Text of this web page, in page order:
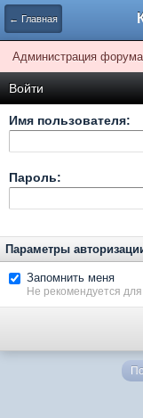
← Главная
Администрация форума
Войти
Имя пользователя:
Пароль:
Параметры
Запомнить меня
Не рекомендуется